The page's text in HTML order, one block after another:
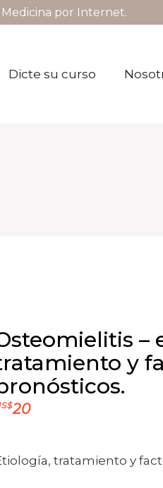
Medicina por Internet.
Dicte su curso
–
y
20
tratamiento y